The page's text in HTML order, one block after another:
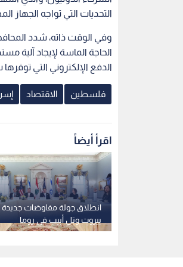
التحديات التي تواجه الجهاز
وفي الوقت ذاته، شدد
الحاجة الماسة لإيجاد آلية
الدفع الإلكتروني التي
فلسطين الاقتصاد
اقرأ أيضاً
انطلاق جولة مفاوضات جديدة
بيروت وتل أبيب في روما